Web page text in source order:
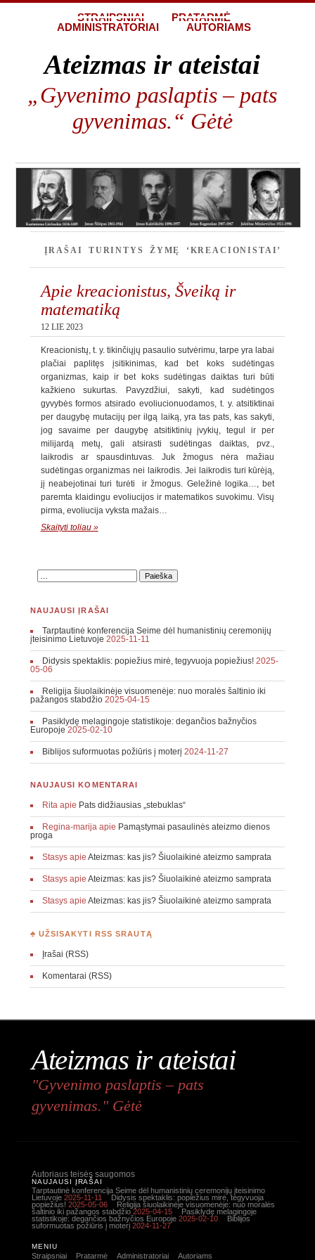
STRAIPSNIAI
PRATARMĖ
ADMINISTRATORIAI
AUTORIAMS
Ateizmas ir ateistai
„Gyvenimo paslaptis – pats
gyvenimas.“ Gėtė
ĮRAŠAI TURINTYS ŽYMĘ ‘KREACIONISTAI’
Apie kreacionistus, Šveiką ir
matematiką
12 LIE 2023
Kreacionistų, t. y. tikinčiųjų pasaulio sutvėrimu, tarpe yra labai
plačiai paplitęs įsitikinimas, kad bet koks sudėtingas
organizmas, kaip ir bet koks sudėtingas daiktas turi būti
kažkieno sukurtas. Pavyzdžiui, sakyti, kad sudėtingos
gyvybės formos atsirado evoliucionuodamos, t. y. atsitiktinai
per daugybę mutacijų per ilgą laiką, yra tas pats, kas sakyti,
jog savaime per daugybę atsitiktinių įvykių, tegul ir per
milijardą metų, gali atsirasti sudėtingas daiktas, pvz.,
laikrodis ar spausdintuvas. Juk žmogus nėra mažiau
sudėtingas organizmas nei laikrodis. Jei laikrodis turi kūrėją,
jį neabejotinai turi turėti ir žmogus. Geležinė logika…, bet
paremta klaidingu evoliucijos ir matematikos suvokimu. Visų
pirma, evoliucija vyksta mažais…
Skaityti toliau »
NAUJAUSI ĮRAŠAI
Tarptautinė konferencija Seime dėl humanistinių ceremonijų
įteisinimo Lietuvoje 2025-11-11
Didysis spektaklis: popiežius mirė, tegyvuoja popiežius! 2025-
05-06
Religija šiuolaikinėje visuomenėje: nuo moralės šaltinio iki
pažangos stabdžio 2025-04-15
Pasiklydę melagingoje statistikoje: degančios bažnyčios
Europoje 2025-02-10
Biblijos suformuotas požiūris į moterį 2024-11-27
NAUJAUSI KOMENTARAI
Ritaapie Pats didžiausias „stebuklas“
Regina-marijaapie Pamąstymai pasaulinės ateizmo dienos
proga
Stasysapie Ateizmas: kas jis? Šiuolaikinė ateizmo samprata
Stasysapie Ateizmas: kas jis? Šiuolaikinė ateizmo samprata
Stasysapie Ateizmas: kas jis? Šiuolaikinė ateizmo samprata
♣ UŽSISAKYTI RSS SRAUTĄ
Įrašai (RSS)
Komentarai (RSS)
Ateizmas ir ateistai
"Gyvenimo paslaptis – pats
gyvenimas." Gėtė
Autoriaus teisės saugomos
NAUJAUSI ĮRAŠAI
Tarptautinė konferencija Seime dėl humanistinių ceremonijų įteisinimo
Lietuvoje 2025-11-11
Didysis spektaklis: popiežius mirė, tegyvuoja
popiežius! 2025-05-06
Religija šiuolaikinėje visuomenėje: nuo moralės
šaltinio iki pažangos stabdžio 2025-04-15
Pasiklydę melagingoje
statistikoje: degančios bažnyčios Europoje 2025-02-10
Biblijos
suformuotas požiūris į moterį 2024-11-27
MENIU
Straipsniai Pratarmė Administratoriai Autoriams